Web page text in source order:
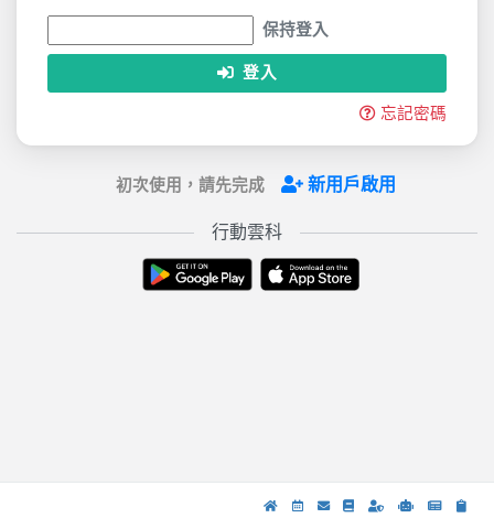
保持登入
登入
忘記密碼
初次使用，請先完成 新用戶啟用
行動雲科